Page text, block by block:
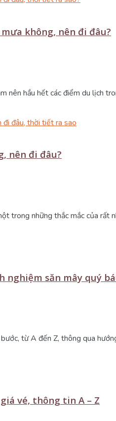
không, nên đi đâu?
nên hầu hết các điểm du lịch
nên đi đâu?
trong những thắc mắc của rất
nghiệm săn mây quý
từ A đến Z, thông qua
vé, thông tin A – Z